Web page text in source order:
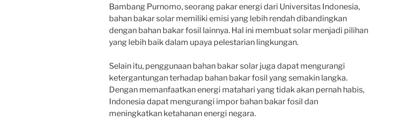
Bambang Purnomo, seorang pakar energi dari Universitas Indonesia,
bahan bakar solar memiliki emisi yang lebih rendah dibandingkan
dengan bahan bakar fosil lainnya. Hal ini membuat solar menjadi pilihan
yang lebih baik dalam upaya pelestarian lingkungan.
Selain itu, penggunaan bahan bakar solar juga dapat mengurangi
ketergantungan terhadap bahan bakar fosil yang semakin langka.
Dengan memanfaatkan energi matahari yang tidak akan pernah habis,
Indonesia dapat mengurangi impor bahan bakar fosil dan
meningkatkan ketahanan energi negara.